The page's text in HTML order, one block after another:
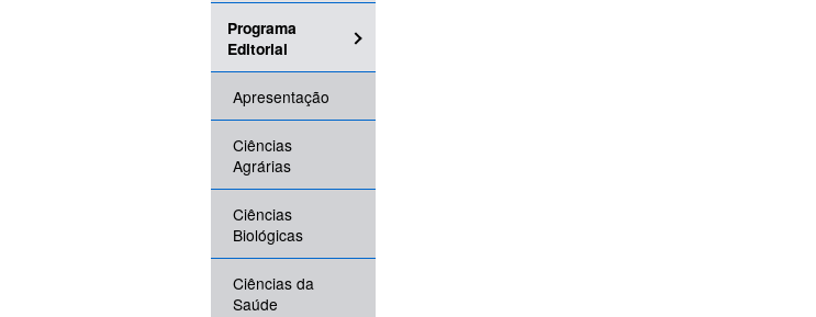
Programa
Editorial
Apresentação
Ciências
Agrárias
Ciências
Biológicas
Ciências da
Saúde